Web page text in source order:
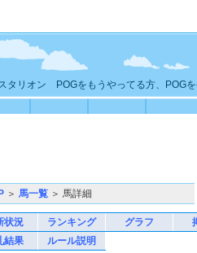
タリオン POGをもうやってる方、POG
＞ 馬一覧 ＞ 馬詳細
状況 ランキング グラフ
結果
ルール説明